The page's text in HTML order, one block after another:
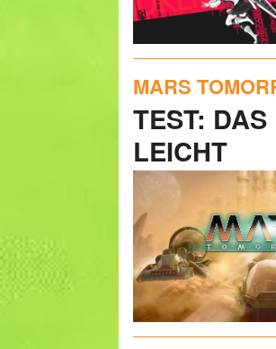
MARS
TEST:
LEICHT